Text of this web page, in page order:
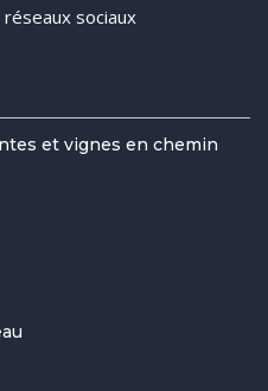
sociaux
et vignes en chemin